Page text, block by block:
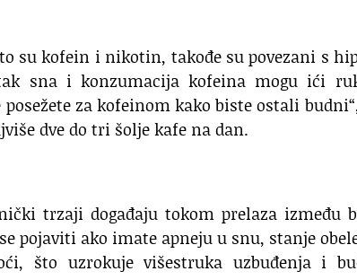
su kofein i nikotin, takođe su povezani s
sna i konzumacija kofeina mogu ići
za kofeinom kako biste ostali
dve do tri šolje kafe na dan.
trzaji događaju tokom prelaza između
pojaviti ako imate apneju u snu, stanje
što uzrokuje višestruka uzbuđenja i